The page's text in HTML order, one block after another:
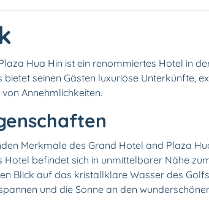
Hua Hin ist ein renommiertes Hotel in
bietet seinen Gästen luxuriöse Unterkünfte,
Annehmlichkeiten.
Merkmale des Grand Hotel and Plaza
Hotel befindet sich in unmittelbarer Nähe
Blick auf das kristallklare Wasser des
und die Sonne an den